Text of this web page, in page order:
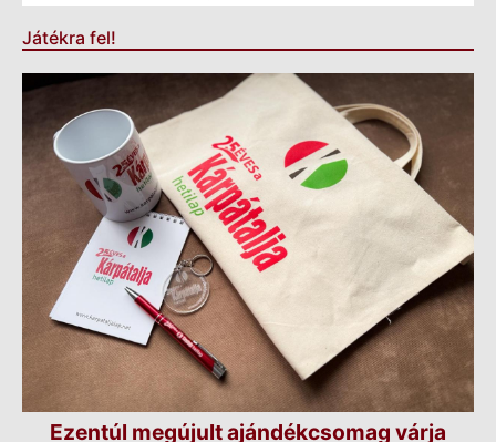
Játékra fel!
Ezentúl megújult ajándékcsomag várja